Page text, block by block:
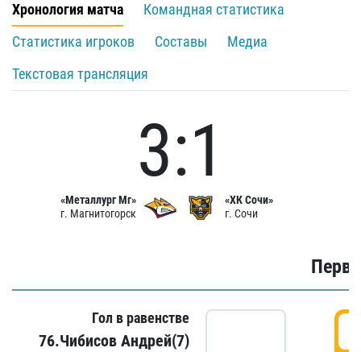
Хронология матча
Командная статистика
Статистика игроков
Составы
Медиа
Текстовая трансляция
«Металлург Мг»
г. Магнитогорск
3:1
«ХК Сочи»
г. Сочи
Гол в равенстве
76.Чибисов Андрей(7)